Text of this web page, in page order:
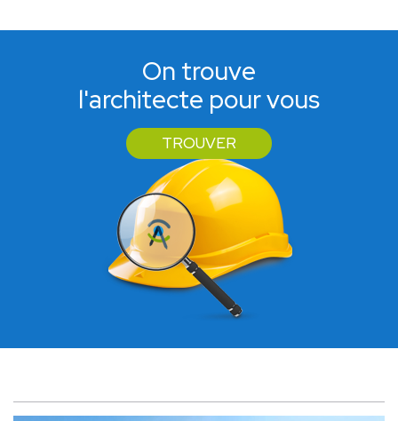
On trouve
l'architecte pour vous
TROUVER